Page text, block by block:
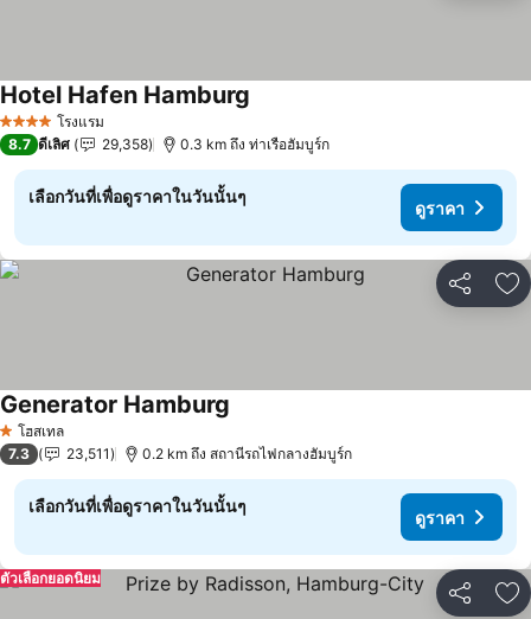
4 ดาว โรงแรม
Hotel Hafen Hamburg
8.7 ดีเลิศ 29,358 0.3 km ถึง ท่าเรือฮัมบูร์ก
เลือกวันที่เพื่อดูราคาในวันนั้นๆ
ดูราคา
แชร์ เ
1 ดาวโฮสเทล
Generator Hamburg
7.3 23,511 0.2 km ถึง สถานีรถไฟกลางฮัมบูร์ก
เลือกวันที่เพื่อดูราคาในวันนั้นๆ
ดูราคา
แชร์ เ
ตัวเลือกยอดนิยม